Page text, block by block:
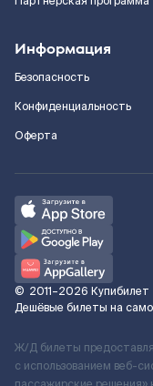
Информация
Безопасность
Конфиденциальность
Оферта
© 2011–2026 Купибилет
Дешёвые билеты на
Ж/Д билеты
с использованием веб-